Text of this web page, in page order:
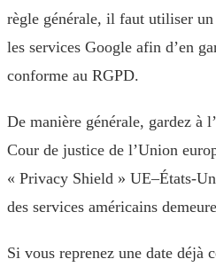
règle générale, il faut utiliser
les services Google afin d’en
conforme au RGPD.
De manière générale, gardez à
Cour de justice de l’Union
« Privacy Shield » UE–États-
des services américains
Si vous reprenez une date déjà